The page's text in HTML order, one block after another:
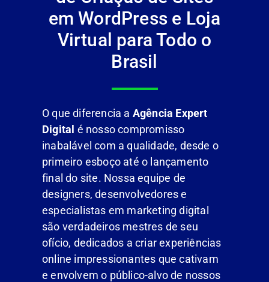
em WordPress e Loja
Virtual para Todo o
Brasil
O que diferencia a Agência Expert
Digital é nosso compromisso
inabalável com a qualidade, desde o
primeiro esboço até o lançamento
final do site. Nossa equipe de
designers, desenvolvedores e
especialistas em marketing digital
são verdadeiros mestres de seu
ofício, dedicados a criar experiências
online impressionantes que cativam
e envolvem o público-alvo de nossos